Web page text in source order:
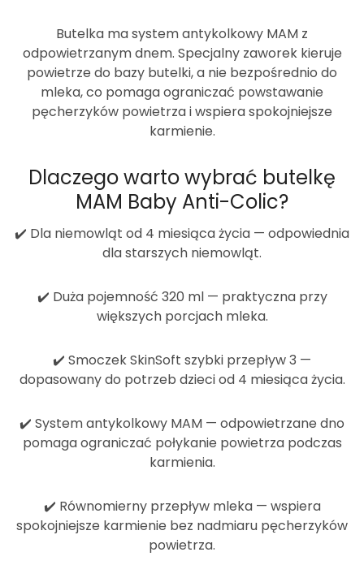
Butelka ma system antykolkowy MAM z
odpowietrzanym dnem. Specjalny zaworek kieruje
powietrze do bazy butelki, a nie bezpośrednio do
mleka, co pomaga ograniczać powstawanie
pęcherzyków powietrza i wspiera spokojniejsze
karmienie.
Dlaczego warto wybrać butelkę
MAM Baby Anti-Colic?
✔️ Dla niemowląt od 4 miesiąca życia — odpowiednia
dla starszych niemowląt.
✔️ Duża pojemność 320 ml— praktyczna przy
większych porcjach mleka.
✔️ Smoczek SkinSoft szybki przepływ 3 —
dopasowany do potrzeb dzieci od 4 miesiąca życia.
✔️ System antykolkowy MAM — odpowietrzane dno
pomaga ograniczać połykanie powietrza podczas
karmienia.
✔️ Równomierny przepływ mleka— wspiera
spokojniejsze karmienie bez nadmiaru pęcherzyków
powietrza.